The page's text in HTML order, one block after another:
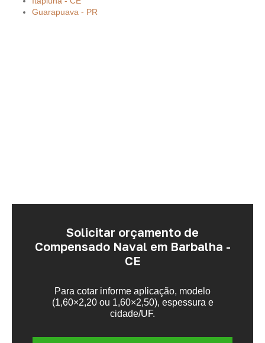
Guarapuava - PR
Solicitar orçamento de
Compensado Naval em Barbalha -
CE
Para cotar informe aplicação, modelo
(1,60×2,20 ou 1,60×2,50), espessura e
cidade/UF.